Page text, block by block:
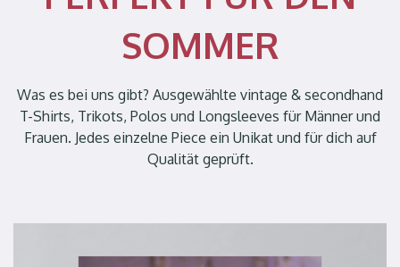
SOMMER
Was es bei uns gibt? Ausgewählte vintage & secondhand
T-Shirts, Trikots, Polos und Longsleeves für Männer und
Frauen. Jedes einzelne Piece ein Unikat und für dich auf
Qualität geprüft.